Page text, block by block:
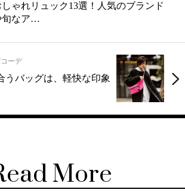
しゃれリュック13選！人気のブランド
旬なア…
ーデ
うバッグは、軽快な印象
More